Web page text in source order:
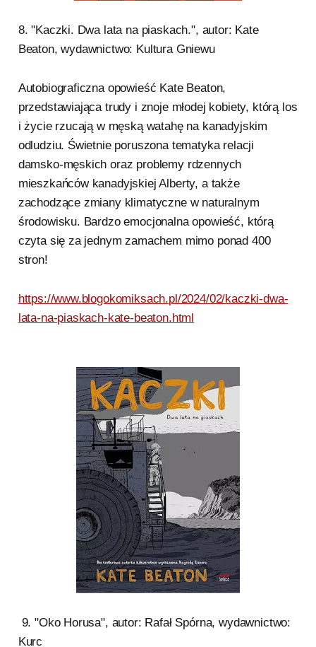
8. "Kaczki. Dwa lata na piaskach.", autor: Kate
Beaton, wydawnictwo: Kultura Gniewu
Autobiograficzna opowieść Kate Beaton,
przedstawiająca trudy i znoje młodej kobiety, którą los
i życie rzucają w męską watahę na kanadyjskim
odludziu. Świetnie poruszona tematyka relacji
damsko-męskich oraz problemy rdzennych
mieszkańców kanadyjskiej Alberty, a także
zachodzące zmiany klimatyczne w naturalnym
środowisku. Bardzo emocjonalna opowieść, którą
czyta się za jednym zamachem mimo ponad 400
stron!
https://www.blogokomiksach.pl/2024/02/kaczki-dwa-
lata-na-piaskach-kate-beaton.html
9. "Oko Horusa", autor: Rafał Spórna, wydawnictwo:
Kurc